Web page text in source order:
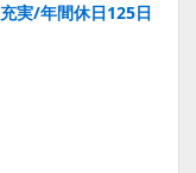
実/年間休日125日